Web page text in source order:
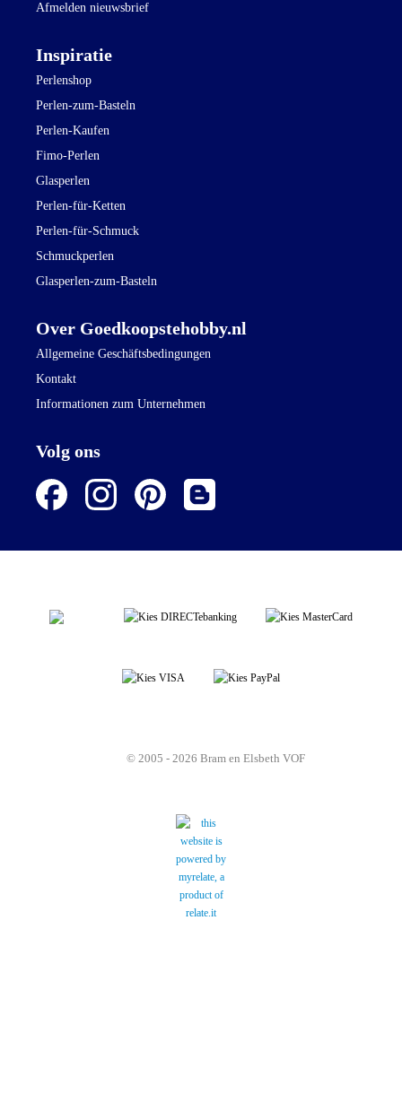
Afmelden nieuwsbrief
Inspiratie
Perlenshop
Perlen-zum-Basteln
Perlen-Kaufen
Fimo-Perlen
Glasperlen
Perlen-für-Ketten
Perlen-für-Schmuck
Schmuckperlen
Glasperlen-zum-Basteln
Over Goedkoopstehobby.nl
Allgemeine Geschäftsbedingungen
Kontakt
Informationen zum Unternehmen
Volg ons
© 2005 - 2026 Bram en Elsbeth VOF